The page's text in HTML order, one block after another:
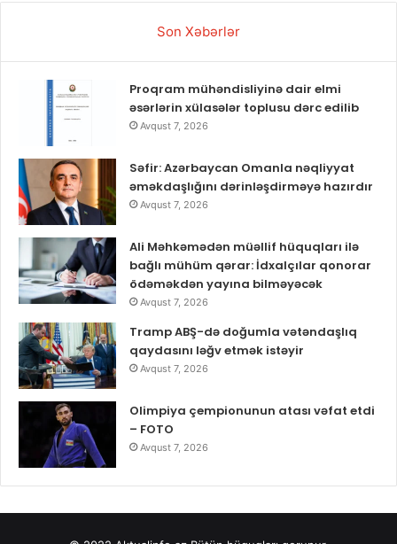
Son Xəbərlər
Proqram mühəndisliyinə dair elmi
əsərlərin xülasələr toplusu dərc edilib
Avqust 7, 2026
Səfir: Azərbaycan Omanla nəqliyyat
əməkdaşlığını dərinləşdirməyə hazırdır
Avqust 7, 2026
Ali Məhkəmədən müəllif hüquqları ilə
bağlı mühüm qərar: İdxalçılar qonorar
ödəməkdən yayına bilməyəcək
Avqust 7, 2026
Tramp ABŞ-də doğumla vətəndaşlıq
qaydasını ləğv etmək istəyir
Avqust 7, 2026
Olimpiya çempionunun atası vəfat etdi
– FOTO
Avqust 7, 2026